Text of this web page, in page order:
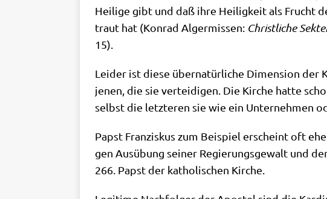
Hei­li­ge gibt und daß ihre Hei­lig­keit als Frucht
traut hat (Kon­rad Alger­mis­sen: Christ­li­che
15).
Lei­der ist die­se über­na­tür­li­che Dimen­si­on der
jenen, die sie ver­tei­di­gen. Die Kir­che hat­te
selbst die letz­te­ren sie wie ein Unter­neh­men
Papst Fran­zis­kus zum Bei­spiel erscheint oft
gen Aus­übung sei­ner Regie­rungs­ge­walt und
266. Papst der katho­li­schen Kirche.